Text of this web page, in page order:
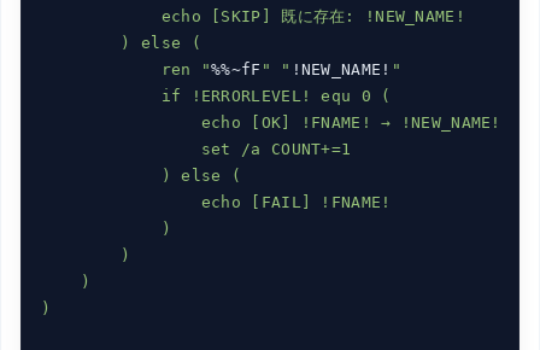
            echo [SKIP] 既に存在: !NEW_NAME!
        ) else (
            ren "
%%~fF " " !NEW_NAME! "
            if !ERRORLEVEL! equ 0 (
                echo [OK] !FNAME! → !NEW_NAME!
                set /a COUNT+=1
            ) else (
                echo [FAIL] !FNAME!
            )
        )
    )
)